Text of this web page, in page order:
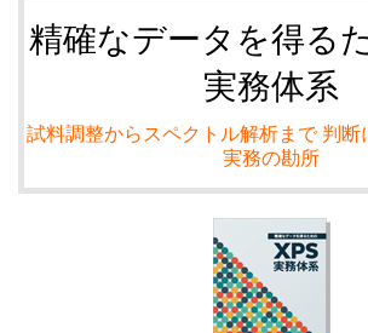
精確なデータを得る
実務体系
試料調整からスペクトル解析まで 判断
実務の勘所